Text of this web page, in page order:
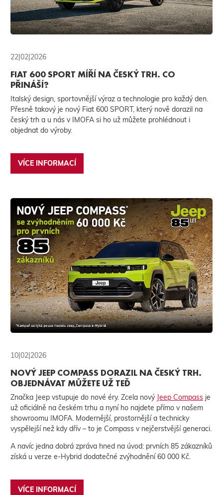
22|02|2026
FIAT 600 SPORT MÍŘÍ NA ČESKÝ TRH. CO
PŘINÁŠÍ?
Italský design, sportovnější výraz a technologie pro každý den.
Přesně takový je nový Fiat 600 SPORT, který nově dorazil na
český trh a u nás v IMOFA si ho už můžete prohlédnout i
objednat do výroby.
VÍCE INFORMACÍ
10|02|2026
NOVÝ JEEP COMPASS DORAZIL NA ČESKÝ TRH.
OBJEDNÁVAT MŮŽETE UŽ TEĎ
Značka Jeep vstupuje do nové éry. Zcela nový Jeep Compass je
už oficiálně na českém trhu a nyní ho najdete přímo v našem
showroomu IMOFA. Modernější, prostornější a technicky
vyspělejší než kdy dřív – to je Compass v nejčerstvější generaci.
A navíc jedna dobrá zpráva hned na úvod: prvních 85 zákazníků
získá u verze e-Hybrid dodatečné zvýhodnění 60 000 Kč.
VÍCE INFORMACÍ